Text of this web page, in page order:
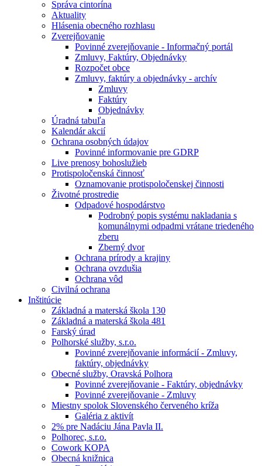
Správa cintorína
Aktuality
Hlásenia obecného rozhlasu
Zverejňovanie
Povinné zverejňovanie - Informačný portál
Zmluvy, Faktúry, Objednávky
Rozpočet obce
Zmluvy, faktúry a objednávky - archív
Zmluvy
Faktúry
Objednávky
Úradná tabuľa
Kalendár akcií
Ochrana osobných údajov
Povinné informovanie pre GDRP
Live prenosy bohoslužieb
Protispoločenská činnosť
Oznamovanie protispoločenskej činnosti
Životné prostredie
Odpadové hospodárstvo
Podrobný popis systému nakladania s
komunálnymi odpadmi vrátane triedeného
zberu
Zberný dvor
Ochrana prírody a krajiny
Ochrana ovzdušia
Ochrana vôd
Civilná ochrana
Inštitúcie
Základná a materská škola 130
Základná a materská škola 481
Farský úrad
Polhorské služby, s.r.o.
Povinné zverejňovanie informácií - Zmluvy,
faktúry, objednávky
Obecné služby, Oravská Polhora
Povinné zverejňovanie - Faktúry, objednávky
Povinné zverejňovanie - Zmluvy
Miestny spolok Slovenského červeného kríža
Galéria z aktivít
2% pre Nadáciu Jána Pavla II.
Polhorec, s.r.o.
Cowork KOPA
Obecná knižnica